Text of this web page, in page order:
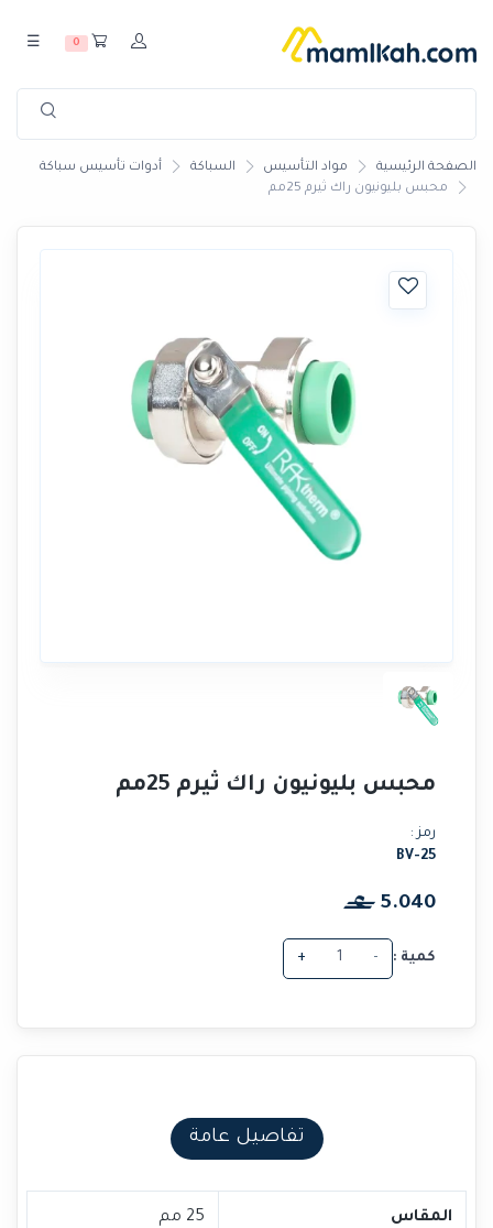
0
☰
الصفحة الرئيسية مواد التأسيس السباكة
أدوات تأسيس سباكة
محبس بليونيون راك ثيرم 25مم
محبس بليونيون راك ثيرم 25مم
رمز :
BV-25
5.040
كمية : -
+
تفاصيل عامة
المقاس 25 مم